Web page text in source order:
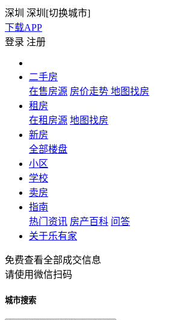
深圳 深圳[切换城市]
下载APP
登录 注册
二手房
在售房源 房价走势 地图找房
租房
在租房源 地图找房
新房
全部楼盘
小区
学校
卖房
指南
热门资讯 房产百科 问答
关于乐有家
免费查看全部成交信息
请使用微信扫码
城市搜索